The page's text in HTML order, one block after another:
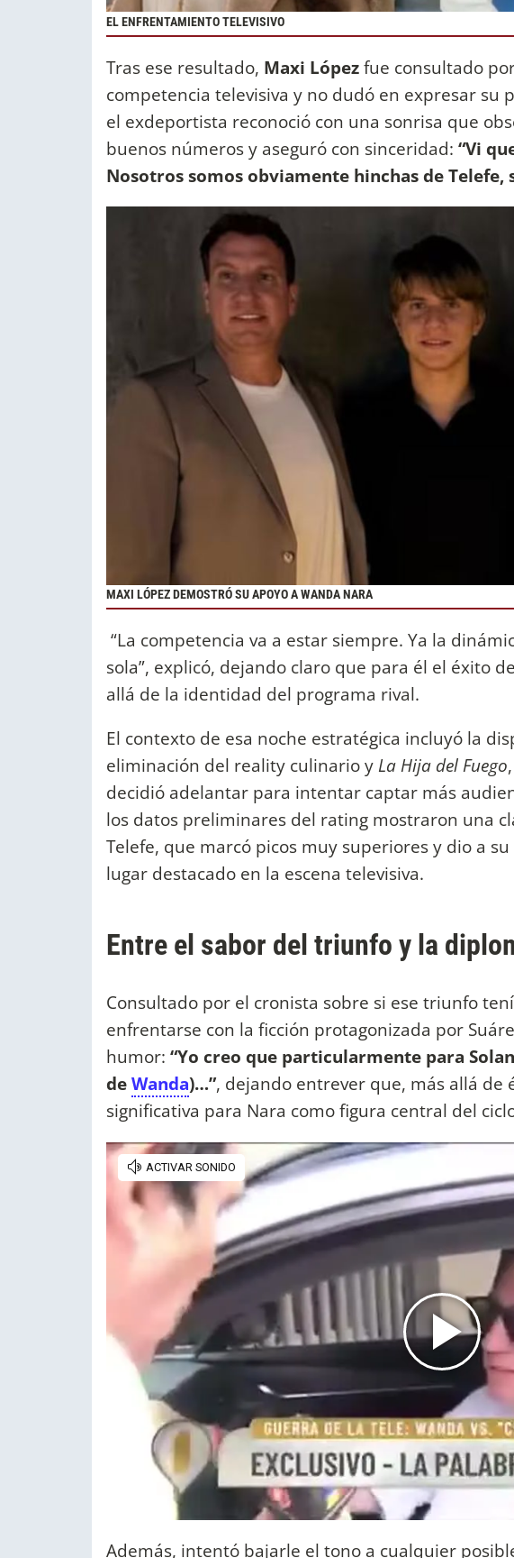
EL ENFRENTAMIENTO TELEVISIVO
Tras ese resultado, Maxi Lópezfue consultado
competencia televisiva y no dudó en expresar su
el exdeportista reconoció con una sonrisa que
buenos números y aseguró con sinceridad: “Vi
Nosotros somos obviamente hinchas de Telefe,
MAXI LÓPEZ DEMOSTRÓ SU APOYO A WANDA NARA
“La competencia va a estar siempre. Ya la
sola”, explicó, dejando claro que para él el éxito
allá de la identidad del programa rival.
El contexto de esa noche estratégica incluyó la
eliminación del reality culinario y La Hija del Fuego
decidió adelantar para intentar captar más
los datos preliminares del rating mostraron una
Telefe, que marcó picos muy superiores y dio a
lugar destacado en la escena televisiva.
Entre el sabor del triunfo y la
Consultado por el cronista sobre si ese triunfo
enfrentarse con la ficción protagonizada por
humor: “Yo creo que particularmente para
deWanda)…”, dejando entrever que, más allá de
significativa para Nara como figura central del
Además, intentó bajarle el tono a cualquier